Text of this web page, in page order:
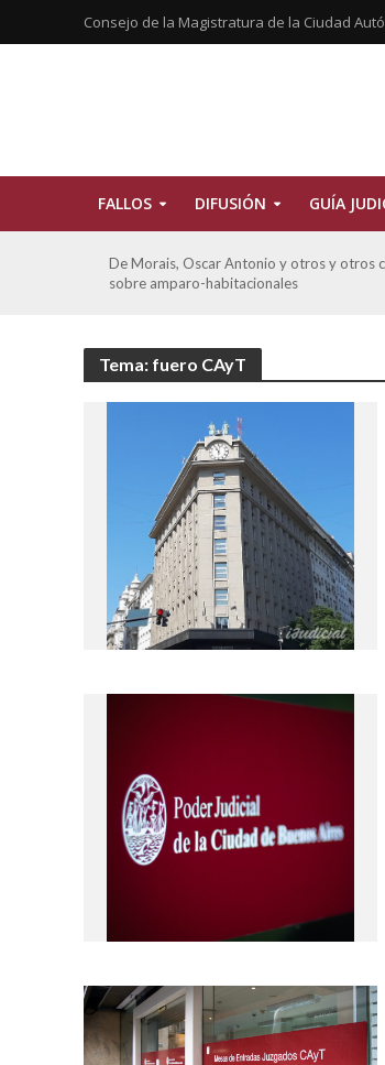
Consejo de la Magistratura de la Ciudad
FALLOS DIFUSIÓN GUÍA
Ferreyra Pardo, Claudia Eva Edith y otros
otros sobre amparo-ambiental
Tema: fuero CAyT